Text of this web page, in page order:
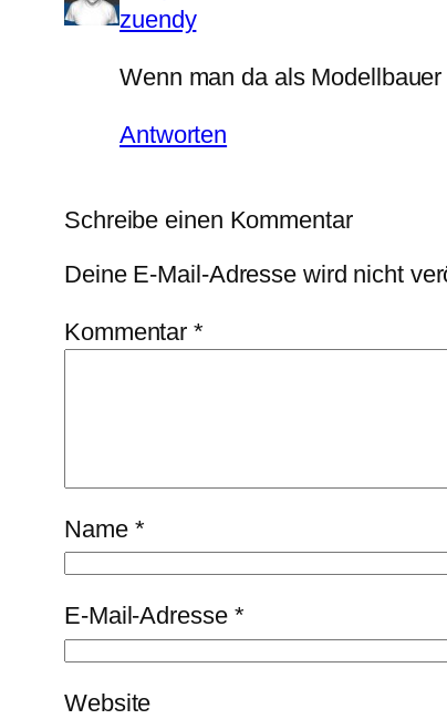
zuendy
Wenn man da als
Antworten
Schreibe einen Kommentar
Deine E-Mail-Adresse wird nicht
Kommentar*
Name *
E-Mail-Adresse *
Website